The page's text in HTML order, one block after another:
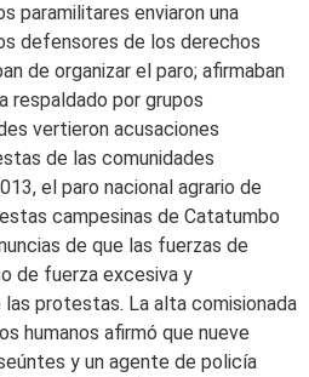
paramilitares enviaron una
defensores de los derechos
de organizar el paro; afirmaban
respaldado por grupos
vertieron acusaciones
de las comunidades
el paro nacional agrario de
campesinas de Catatumbo
de que las fuerzas de
de fuerza excesiva y
protestas. La alta comisionada
humanos afirmó que nueve
y un agente de policía